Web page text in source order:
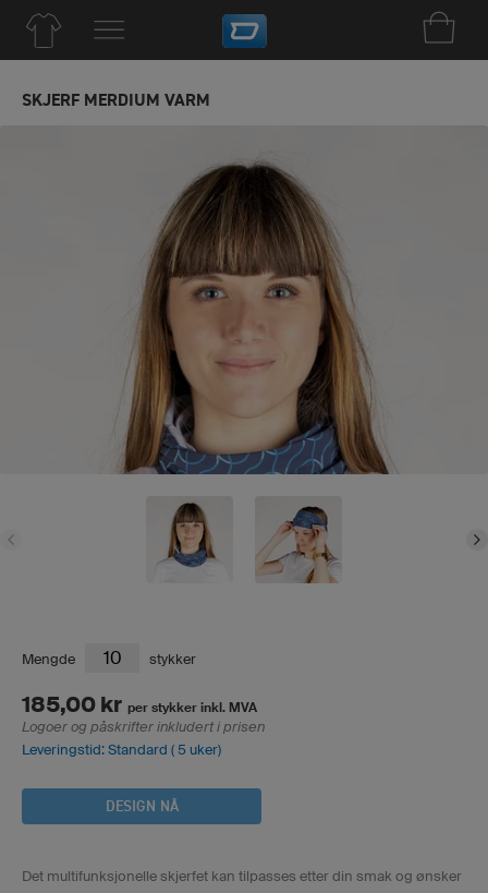
SKJERF MERDIUM VARM
Mengde stykker
185,00 kr per stykker inkl. MVA
Logoer og påskrifter inkludert i prisen
Leveringstid: Standard ( 5 uker)
DESIGN NÅ
Det multifunksjonelle skjerfet kan tilpasses etter din smak og ønsker